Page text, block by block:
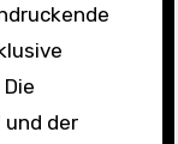
der